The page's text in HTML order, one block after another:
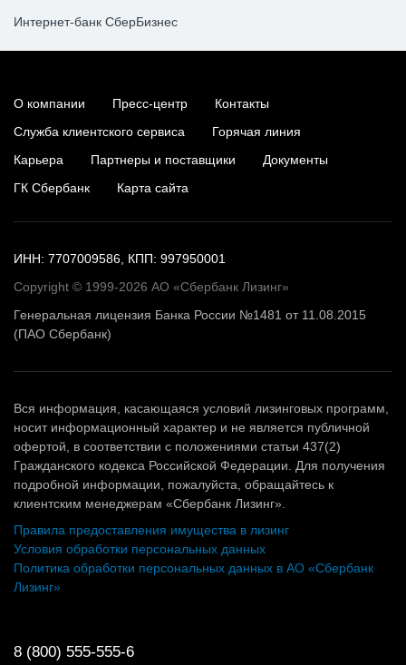
Интернет-банк СберБизнес
О компании Пресс-центр
Контакты
Служба клиентского сервиса
Горячая линия
Карьера
Партнеры и поставщики
Документы
ГК Сбербанк
Карта сайта
ИНН: 7707009586, КПП: 997950001
Copyright © 1999-2026 АО «Сбербанк Лизинг»
Генеральная лицензия Банка России №1481 от 11.08.2015
(ПАО Сбербанк)
Вся информация, касающаяся условий лизинговых программ,
носит информационный характер и не является публичной
офертой, в соответствии с положениями статьи 437(2)
Гражданского кодекса Российской Федерации. Для получения
подробной информации, пожалуйста, обращайтесь к
клиентским менеджерам «Сбербанк Лизинг».
Правила предоставления имущества в лизинг
Условия обработки персональных данных
Политика обработки персональных данных в АО «Сбербанк
Лизинг»
8 (800) 555-555-6